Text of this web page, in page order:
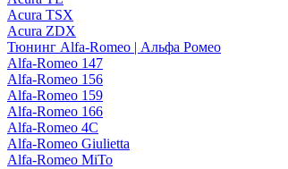
Acura TSX
Acura ZDX
Тюнинг Alfa-Romeo | Альфа Ромео
Alfa-Romeo 147
Alfa-Romeo 156
Alfa-Romeo 159
Alfa-Romeo 166
Alfa-Romeo 4C
Alfa-Romeo Giulietta
Alfa-Romeo MiTo